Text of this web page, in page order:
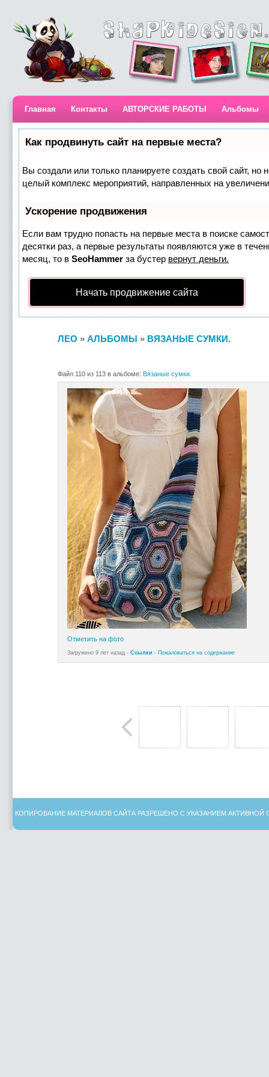
Главная Контакты АВТОРСКИЕ РАБОТЫ Альбомы
Как продвинуть сайт на первые места?
Вы создали или только планируете создать свой сайт, но
целый комплекс мероприятий, направленных на
Ускорение продвижения
Если вам трудно попасть на первые места в поиске
десятки раз, а первые результаты появляются уже в
месяц, то в SeoHammer за бустер вернут деньги.
Начать продвижение сайта
ЛЕО » АЛЬБОМЫ » ВЯЗАНЫЕ СУМКИ.
Файл 110 из 113 в альбоме: Вязаные сумки.
Отметить на фото
Загружено 9 лет назад - Ссылки - Пожаловаться на содержание
КОПИРОВАНИЕ МАТЕРИАЛОВ САЙТА РАЗРЕШЕНО С УКАЗАНИЕМ АКТИВНОЙ